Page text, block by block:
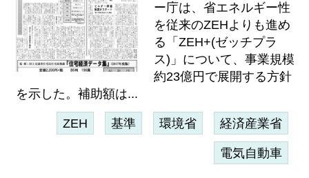
ー庁は、省エネルギー性
を従来のZEHよりも進め
る「ZEH+(ゼッチプラ
ス)」について、事業規模
約23億円で展開する方針
を示した。補助額は...
ZEH 基準 環境省 経済産業省
電気自動車